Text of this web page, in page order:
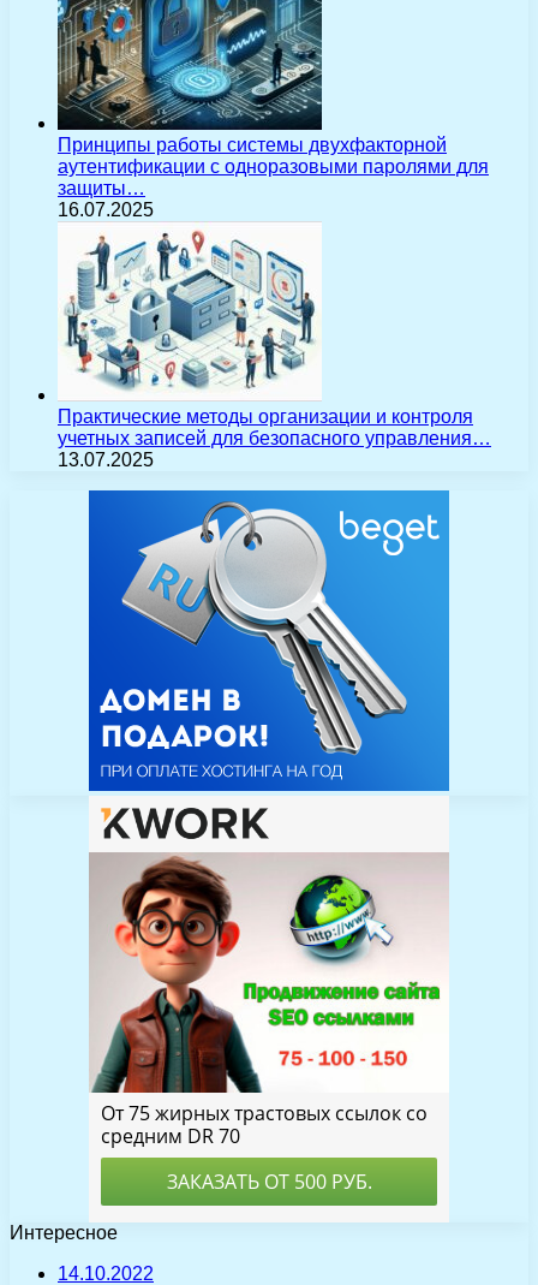
Принципы работы системы двухфакторной
аутентификации с одноразовыми паролями для
защиты…
16.07.2025
Практические методы организации и контроля
учетных записей для безопасного управления…
13.07.2025
Интересное
14.10.2022